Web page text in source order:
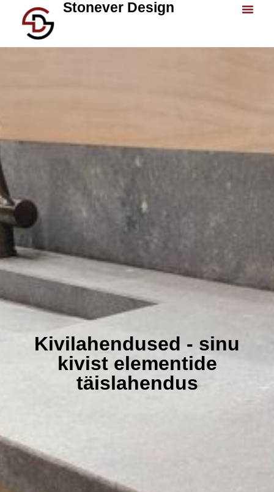
Stonever Design
Kivilahendused - sinu
kivist elementide
täislahendus